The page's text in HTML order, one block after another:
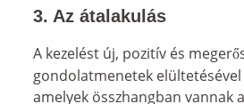
A kezelést új, pozitív és megerő
gondolatmenetek elültetésével
amelyek összhangban vannak
3. Az átalakulás